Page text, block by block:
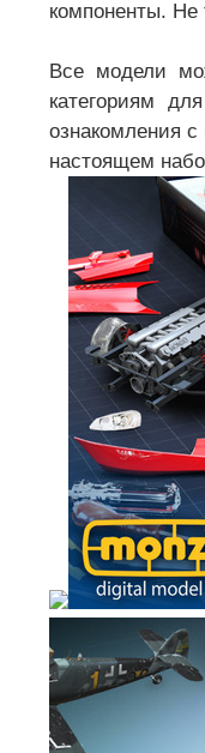
компоненты. Не
Все модели
категориям
ознакомления
настоящем